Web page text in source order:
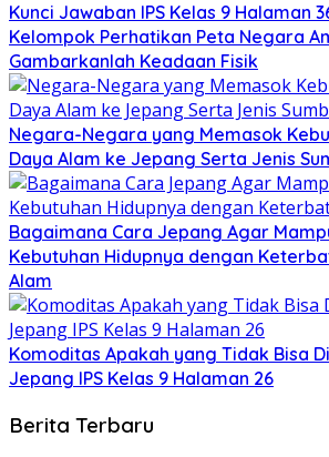
Kunci Jawaban IPS Kelas 9 Halaman
Kelompok Perhatikan Peta Negara
Gambarkanlah Keadaan Fisik
Negara-Negara yang Memasok
Daya Alam ke Jepang Serta Jenis
Bagaimana Cara Jepang Agar
Kebutuhan Hidupnya dengan
Alam
Komoditas Apakah yang Tidak Bisa
Jepang IPS Kelas 9 Halaman 26
Berita Terbaru